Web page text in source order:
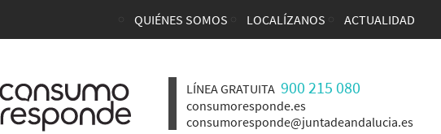
Enlaces top cabecera
QUIÉNES SOMOS LOCALÍZANOS ACTUALIDAD
LÍNEA GRATUITA 900 215 080
consumoresponde.es
consumoresponde@juntadeandalucia.es